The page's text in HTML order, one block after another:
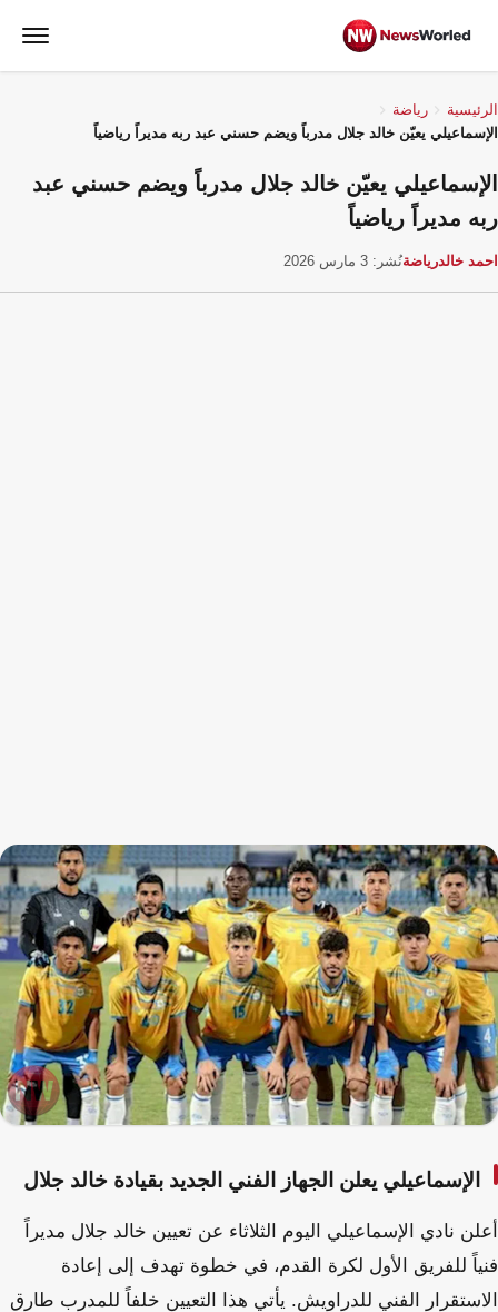
الرئيسية
رياضة
الإسماعيلي يعيّن خالد جلال مدرباً ويضم حسني عبد ربه مديراً رياضياً
الإسماعيلي يعيّن خالد جلال مدرباً ويضم حسني عبد
ربه مديراً رياضياً
احمد خالدرياضةنُشر: 3 مارس 2026
الإسماعيلي يعلن الجهاز الفني الجديد بقيادة خالد جلال
أعلن نادي الإسماعيلي اليوم الثلاثاء عن تعيين خالد جلال مديراً
فنياً للفريق الأول لكرة القدم، في خطوة تهدف إلى إعادة
الاستقرار الفني للدراويش. يأتي هذا التعيين خلفاً للمدرب طارق